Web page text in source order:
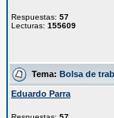
Respuestas: 57
Lecturas: 155609
Tema: Bolsa de
Eduardo Parra